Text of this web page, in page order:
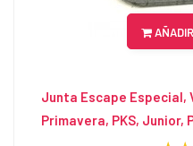
Junta Escape Especial,
Primavera, PKS, Junior,